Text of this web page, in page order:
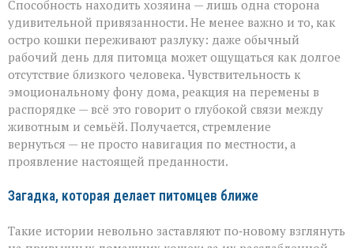
Способность находить хозяина — лишь одна сторона
удивительной привязанности. Не менее важно и то, как
остро кошки переживают разлуку: даже обычный
рабочий день для питомца может ощущаться как долгое
отсутствие близкого человека. Чувствительность к
эмоциональному фону дома, реакция на перемены в
распорядке — всё это говорит о глубокой связи между
животным и семьёй. Получается, стремление
вернуться — не просто навигация по местности, а
проявление настоящей преданности.
Загадка, которая делает питомцев ближе
Такие истории невольно заставляют по‑новому взглянуть